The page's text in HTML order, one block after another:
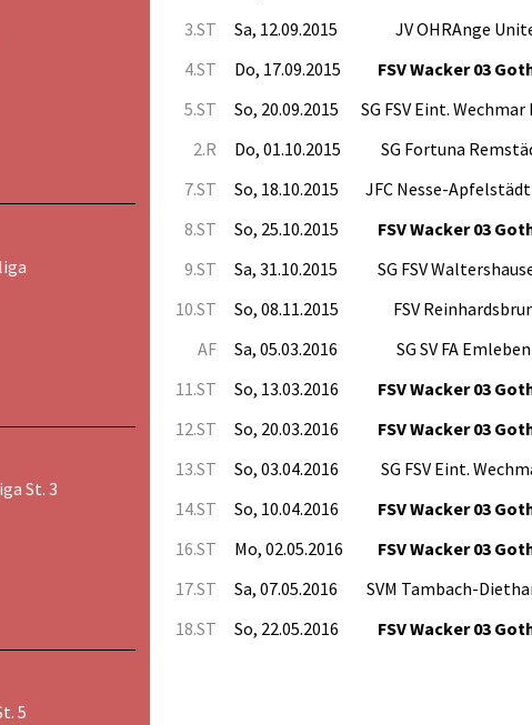
St. 3
5
3.ST
Sa, 12.09.2015 JV OHRAnge
4.ST
Do, 17.09.2015 FSV Wacker 03
5.ST
So, 20.09.2015 SG FSV Eint. Wechmar
2.R
Do, 01.10.2015 SG Fortuna
7.ST
So, 18.10.2015 JFC Nesse-
8.ST
So, 25.10.2015 FSV Wacker 03
9.ST
Sa, 31.10.2015 SG FSV
10.ST
So, 08.11.2015 FSV
AF
Sa, 05.03.2016 SG SV FA
11.ST
So, 13.03.2016 FSV Wacker 03
12.ST
So, 20.03.2016 FSV Wacker 03
13.ST
So, 03.04.2016 SG FSV Eint.
14.ST
So, 10.04.2016 FSV Wacker 03
16.ST
Mo, 02.05.2016 FSV Wacker 03
17.ST
Sa, 07.05.2016 SVM Tambach-
18.ST
So, 22.05.2016 FSV Wacker 03